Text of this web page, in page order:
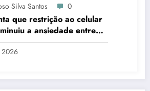
Silva Santos 0
que restrição ao celular
a ansiedade entre
2026